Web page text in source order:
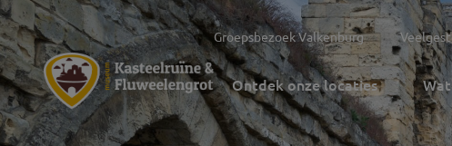
Groepsbezoek Valkenburg
Ontdek onze locaties